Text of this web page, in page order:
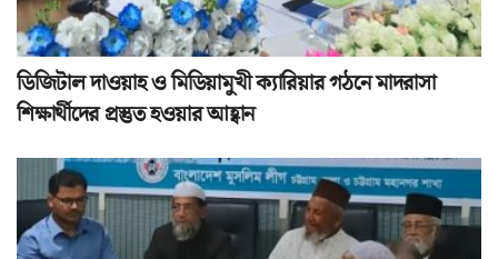
ডিজিটাল দাওয়াহ ও মিডিয়ামুখী ক্যারিয়ার গঠনে মাদরাসা
শিক্ষার্থীদের প্রস্তুত হওয়ার আহ্বান